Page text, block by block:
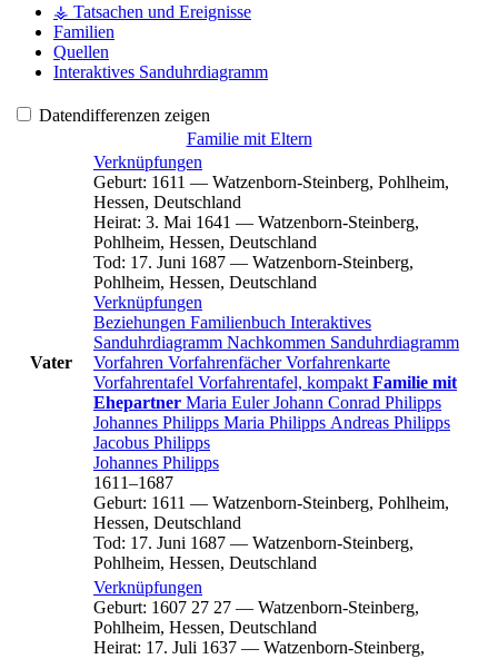
⚶ Tatsachen und Ereignisse
Familien
Quellen
Interaktives Sanduhrdiagramm
Datendifferenzen zeigen
Familie mit Eltern
Vater
Verknüpfungen
Geburt: 1611 — Watzenborn-Steinberg, Pohlheim,
Hessen, Deutschland
Heirat: 3. Mai 1641 — Watzenborn-Steinberg,
Pohlheim, Hessen, Deutschland
Tod: 17. Juni 1687 — Watzenborn-Steinberg,
Pohlheim, Hessen, Deutschland
Verknüpfungen
Beziehungen Familienbuch Interaktives
Sanduhrdiagramm Nachkommen Sanduhrdiagramm
Vorfahren VorfahrenfächerVorfahrenkarte
Vorfahrentafel Vorfahrentafel, kompakt Familie mit
Ehepartner Maria Euler Johann Conrad Philipps
Johannes Philipps Maria Philipps Andreas Philipps
Jacobus Philipps
Johannes Philipps
1611–1687
Geburt: 1611 — Watzenborn-Steinberg, Pohlheim,
Hessen, Deutschland
Tod: 17. Juni 1687 — Watzenborn-Steinberg,
Pohlheim, Hessen, Deutschland
Verknüpfungen
Geburt: 1607 27 27 — Watzenborn-Steinberg,
Pohlheim, Hessen, Deutschland
Heirat: 17. Juli 1637 — Watzenborn-Steinberg,